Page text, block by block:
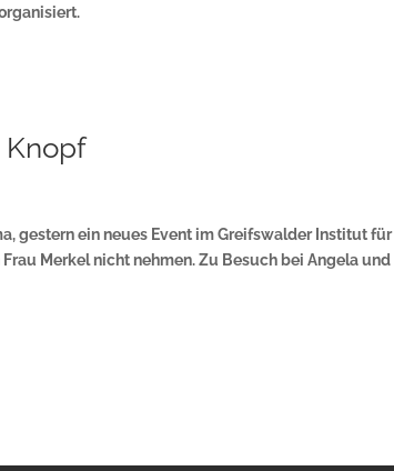
gestern ein neues Event im Greifswalder Institut für
Merkel nicht nehmen. Zu Besuch bei Angela und